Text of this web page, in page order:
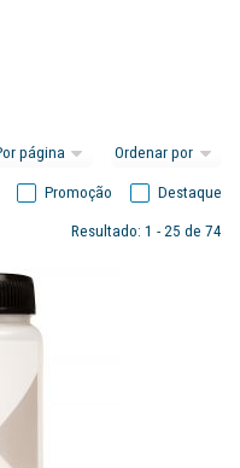
Destaque
Promoção
Resultado: 1 - 25 de 74